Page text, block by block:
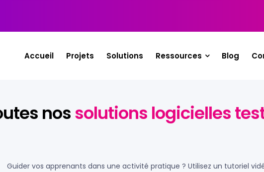
Accueil Projets Solutions Ressources Blog
nossolutions logicielles
Guider vos apprenants dans une activité pratique ? Utilisez un tutoriel